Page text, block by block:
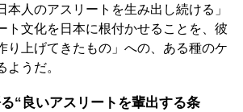
人のアスリートを生み出し続ける」
ト文化を日本に根付かせることを、彼
り上げてきたもの」への、ある種のケ
ようだ。
“良いアスリートを輩出する条